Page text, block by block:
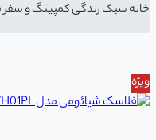
خانهسبک زندگیکمپینگ و سفر
ویژه